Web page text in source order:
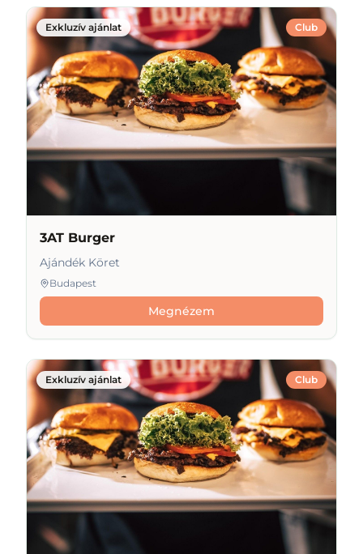
Club
Exkluzív ajánlat
3AT Burger
Ajándék Köret
Budapest
Megnézem
Club
Exkluzív ajánlat